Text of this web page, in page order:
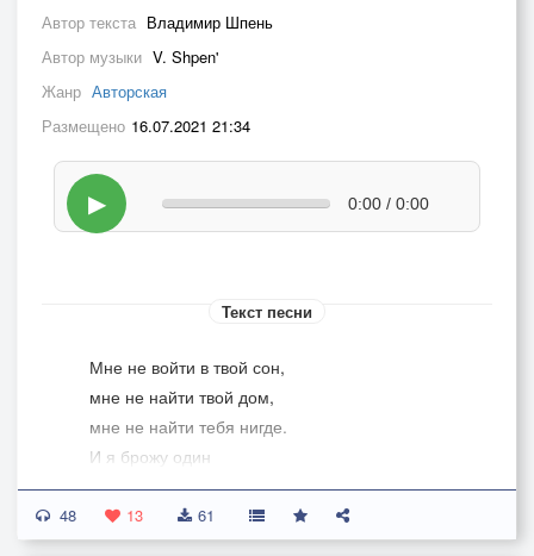
Автор текста Владимир Шпень
Автор музыки V. Shpen'
Жанр Авторская
Размещено 16.07.2021 21:34
▶ 0:00 / 0:00
Текст песни
Мне не войти в твой сон,
мне не найти твой дом,
мне не найти тебя нигде.
И я брожу один
среди пустых витрин,
ищу в огромном городе
48 13 61